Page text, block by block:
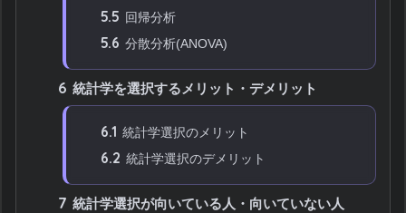
5.5 回帰分析
5.6 分散分析(ANOVA)
6 統計学を選択するメリット・デメリット
6.1 統計学選択のメリット
6.2 統計学選択のデメリット
7 統計学選択が向いている人・向いていない人